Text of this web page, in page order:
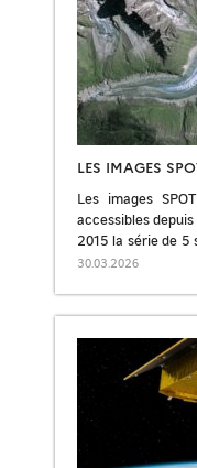
LES IMAGES
Les images
accessibles depuis
2015 la série de 5
a pu prendre […]
30.03.2026